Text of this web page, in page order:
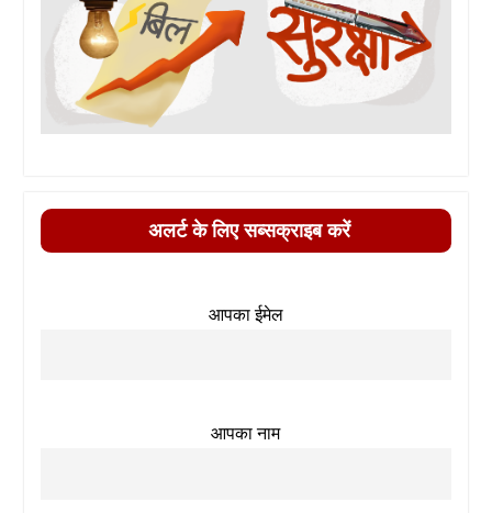
अलर्ट के लिए सब्सक्राइब करें
आपका ईमेल
आपका नाम